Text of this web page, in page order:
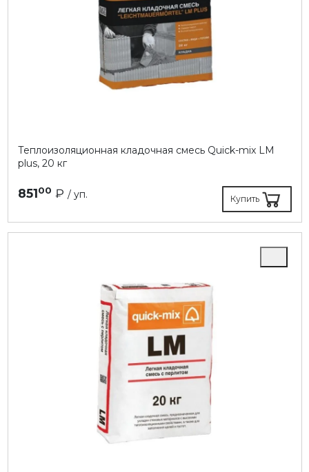
Теплоизоляционная кладочная смесь Quick-mix LM
plus, 20 кг
85100 ₽ / уп. Купить